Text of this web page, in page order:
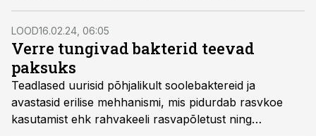
epigeneetilised protsessid. See tähendab, et toitumise,
ravimite ja keskkonna mõjud võivad muuta osa geene
passiivseks, ent teisi aktiveerida sedavõrd, et need
piltlikult öeldes lausa särisevad.
LOOD16.02.24, 06:05
Verre tungivad bakterid teevad
paksuks
Teadlased uurisid põhjalikult soolebaktereid ja
avastasid erilise mehhanismi, mis pidurdab rasvkoe
kasutamist ehk rahvakeeli rasvapõletust ning